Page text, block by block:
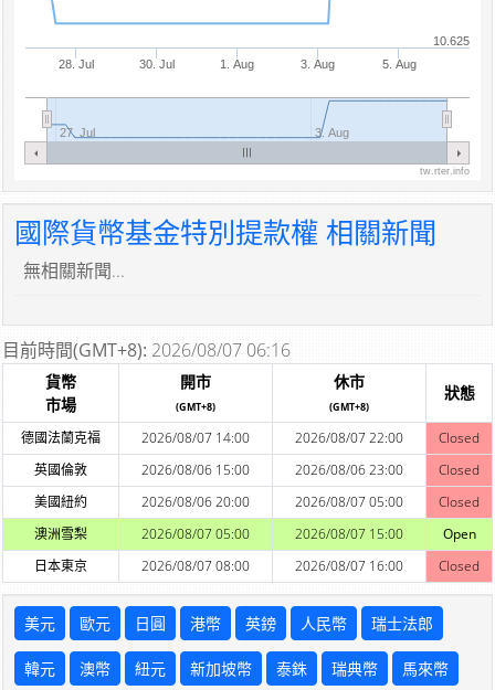
28. Jul 30. Jul 1. Aug 3. Aug 5. Aug
27. Jul 3. Aug
10.625
tw.rter.info
國際貨幣基金特別提款權 相關新聞
無相關新聞...
目前時間(GMT+8): 2026/08/07 06:16
貨幣
市場
開市
(GMT+8)
休市
(GMT+8)
狀態
德國法蘭克福 2026/08/07 14:00 2026/08/07 22:00
Closed
英國倫敦
2026/08/06 15:00 2026/08/06 23:00
Closed
美國紐約
2026/08/06 20:00 2026/08/07 05:00
Closed
澳洲雪梨
2026/08/07 05:00 2026/08/07 15:00
Open
日本東京
2026/08/07 08:00 2026/08/07 16:00 Closed
美元 歐元 日圓 港幣 英鎊 人民幣 瑞士法郎
韓元 澳幣 紐元 新加坡幣 泰銖 瑞典幣 馬來幣